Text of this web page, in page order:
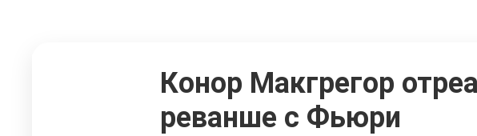
Конор Макгрегор
реванше с Фьюри